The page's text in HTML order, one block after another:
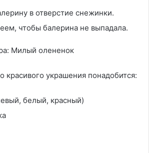
в отверстие снежинки.
чтобы балерина не выпадала.
Милый олененок
красивого украшения понадобится:
белый, красный)